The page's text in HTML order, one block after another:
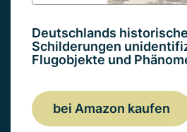
Deutschlands
Schilderungen
Flugobjekte und
bei Amazon kaufen